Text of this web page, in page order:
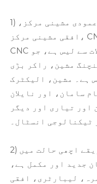
1) کمپنی اعلی صحت سے متعلق عمودی مشینی مرکز،
افقی مشینی مرکز، CNC ہوننگ مشین، CNC لیتھ،
CNC ملنگ مشین اور دیگر جدید آلات سے لیس ہے، جو
مشین، راکر بڑی
ہے۔ مشین، الیکٹرک
سامان، اور نایلان
اور تیاری اور دیگر
ٹیکنالوجی انسٹال۔
2) کمپنی کے موجودہ جانچ کے طریقے اچھی حالت میں
جدید اور مکمل ہے،
لیبارٹری، افقی